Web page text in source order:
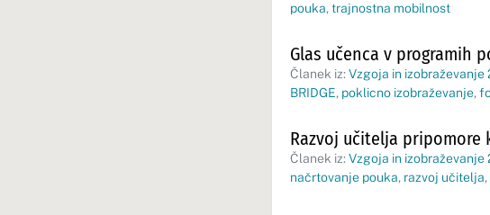
pouka, trajnostna mobilnost
Glas učenca v programih
Članek iz: Vzgoja in izobraževanje
BRIDGE, poklicno izobraževanje,
Razvoj učitelja pripomore
Članek iz: Vzgoja in izobraževanje
načrtovanje pouka, razvoj učitelja,